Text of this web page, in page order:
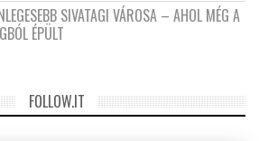
SIVATAGI VÁROSA – AHOL MÉG A
ÉPÜLT
FOLLOW.IT